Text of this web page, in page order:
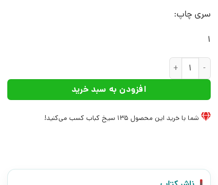
سری چاپ:
1
کتاب قصر قند | انتشارات نشر چشمه عدد
افزودن به سبد خرید
شما با خرید این محصول 135 سیخ کباب کسب می‌کنید!